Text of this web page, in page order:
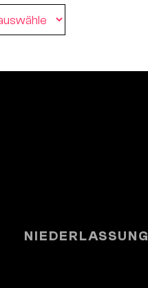
NIEDERLASSUNG